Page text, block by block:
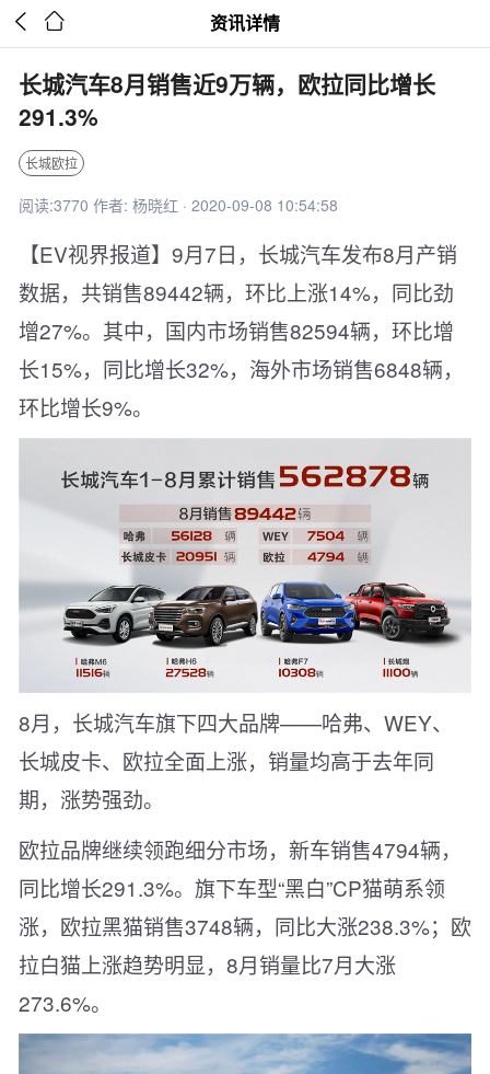
  资讯详情
长城汽车8月销售近9万辆，欧拉同比增长
291.3%
长城欧拉
阅读:3770 作者: 杨晓红 · 2020-09-08 10:54:58
【EV视界报道】9月7日，长城汽车发布8月产销
数据，共销售89442辆，环比上涨14%，同比劲
增27%。其中，国内市场销售82594辆，环比增
长15%，同比增长32%，海外市场销售6848辆，
环比增长9%。
8月，长城汽车旗下四大品牌——哈弗、WEY、
长城皮卡、欧拉全面上涨，销量均高于去年同
期，涨势强劲。
欧拉品牌继续领跑细分市场，新车销售4794辆，
同比增长291.3%。旗下车型“黑白”CP猫萌系领
涨，欧拉黑猫销售3748辆，同比大涨238.3%；欧
拉白猫上涨趋势明显，8月销量比7月大涨
273.6%。